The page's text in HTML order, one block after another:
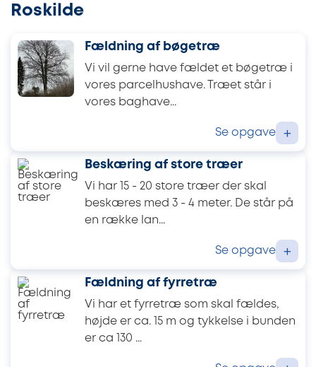
Roskilde
Fældning af bøgetræ
Vi vil gerne have fældet et bøgetræ i
vores parcelhushave. Træet står i
vores baghave...
Se opgave +
Beskæring af store træer
Vi har 15 - 20 store træer der skal
beskæres med 3 - 4 meter. De står på
en række lan...
Se opgave +
Fældning af fyrretræ
Vi har et fyrretræ som skal fældes,
højde er ca. 15 m og tykkelse i bunden
er ca 130 ...